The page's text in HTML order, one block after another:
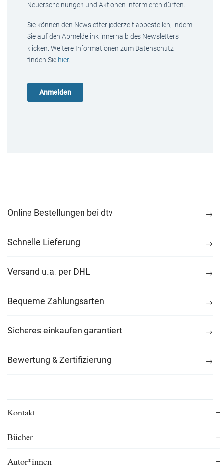
Neuerscheinungen und Aktionen informieren dürfen.
Sie können den Newsletter jederzeit abbestellen, indem
Sie auf den Abmeldelink innerhalb des Newsletters
klicken. Weitere Informationen zum Datenschutz
finden Sie hier.
Online Bestellungen bei dtv
Schnelle Lieferung
Versand u.a. per DHL
Bequeme Zahlungsarten
Sicheres einkaufen garantiert
Bewertung & Zertifizierung
Kontakt
Bücher
Autor*innen